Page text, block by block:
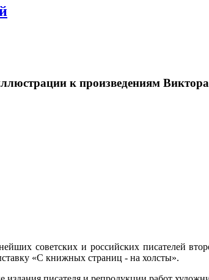
к произведениям
советских и российских писателей
«С книжных страниц - на холсты».